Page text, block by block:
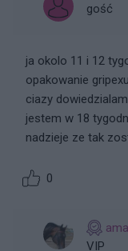
gość
ja okolo 11 i 12
opakowanie
ciazy
jestem w 18
nadzieje ze tak
0
VIP